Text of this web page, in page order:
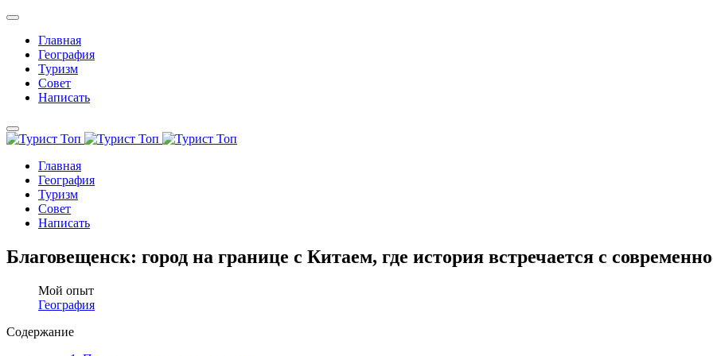
Главная
География
Туризм
Совет
Написать
Главная
География
Туризм
Совет
Написать
Благовещенск: город на границе с Китаем, где история встречается с
Мой опыт
География
Содержание